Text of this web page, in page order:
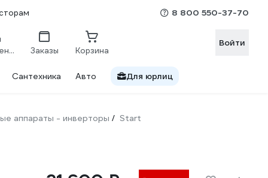
8 800 550-37-70
Сравнение Заказы Корзина
Войти
Сантехника Авто Для юрлиц
аппараты - инверторы / Start